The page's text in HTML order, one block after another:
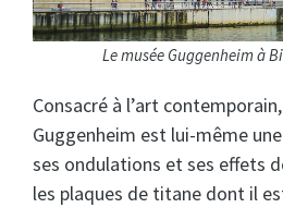
Le musée Guggenheim à
Consacré à l’art
Guggenheim est lui-même
ses ondulations et ses effets
les plaques de titane dont il